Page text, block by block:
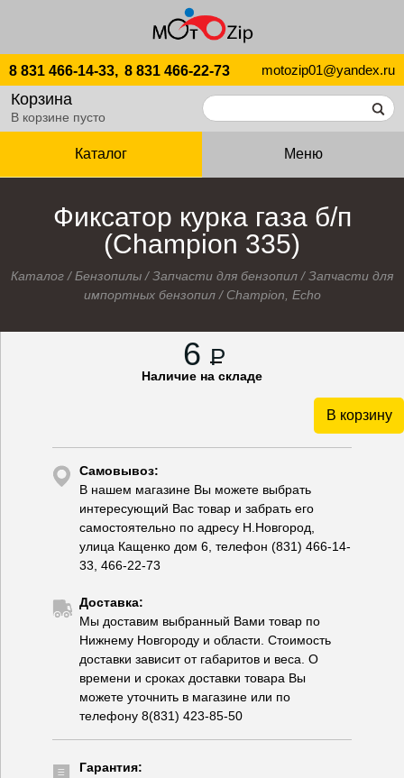
8 831 466-14-33, 8 831 466-22-73 motozip01@yandex.ru
Корзина
В корзине пусто
Каталог Меню
Фиксатор курка газа б/п
(Champion 335)
Каталог /Бензопилы /Запчасти для бензопил /Запчасти для
импортных бензопил/ Champion, Echo
6 P
Наличие на складе
В корзину
Самовывоз:
В нашем магазине Вы можете выбрать
интересующий Вас товар и забрать его
самостоятельно по адресу Н.Новгород,
улица Кащенко дом 6, телефон (831) 466-14-
33, 466-22-73
Доставка:
Мы доставим выбранный Вами товар по
Нижнему Новгороду и области. Стоимость
доставки зависит от габаритов и веса. О
времени и сроках доставки товара Вы
можете уточнить в магазине или по
телефону 8(831) 423-85-50
Гарантия: